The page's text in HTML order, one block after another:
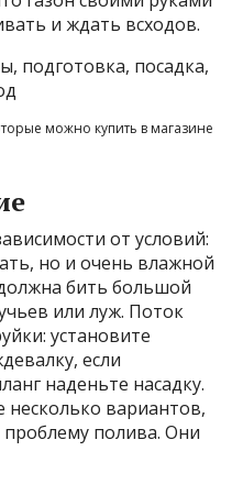
и ждать всходов.
можно купить в магазине
от условий:
но и очень влажной
бить большой
или луж. Поток
установите
если
наденьте насадку.
вариантов,
полива. Они